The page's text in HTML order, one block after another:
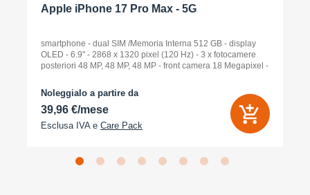
Apple iPhone 17 Pro Max - 5G
smartphone - dual SIM /Memoria Interna 512 GB - display
OLED - 6.9" - 2868 x 1320 pixel (120 Hz) - 3 x fotocamere
posteriori 48 MP, 48 MP, 48 MP - front camera 18 Megapixel -
Noleggialo a partire da
39,96 €/mese
Esclusa IVA e Care Pack